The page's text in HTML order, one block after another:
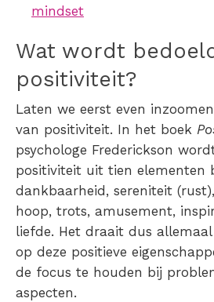
mindset
Wat wordt
positiviteit?
Laten we eerst even
van positiviteit. In het boek
psychologe Frederickson
positiviteit uit tien elementen
dankbaarheid, sereniteit
hoop, trots, amusement,
liefde. Het draait dus
op deze positieve
de focus te houden bij
aspecten.